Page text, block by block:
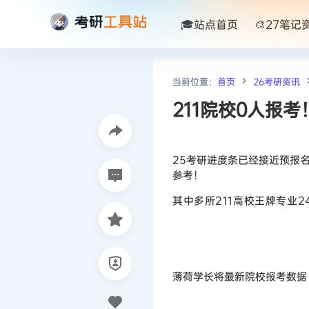
🎓站点首页 🎨27笔记
当前位置： 首页 26考研资讯
211院校0人报
25考研进度条已经接近预报
参考！
其中多所211高校王牌专业
薄荷学长将最新院校报考数